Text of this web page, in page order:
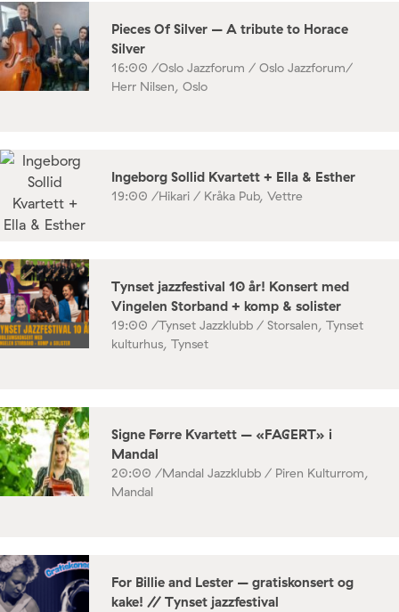
Pieces Of Silver – A tribute to Horace
Silver
16:00 /Oslo Jazzforum / Oslo Jazzforum/
Herr Nilsen, Oslo
Ingeborg Sollid Kvartett + Ella & Esther
19:00 /Hikari / Kråka Pub, Vettre
Tynset jazzfestival 10 år! Konsert med
Vingelen Storband + komp & solister
19:00 /Tynset Jazzklubb / Storsalen, Tynset
kulturhus, Tynset
Signe Førre Kvartett – «FAGERT» i
Mandal
20:00 /Mandal Jazzklubb / Piren Kulturrom,
Mandal
For Billie and Lester – gratiskonsert og
kake! // Tynset jazzfestival